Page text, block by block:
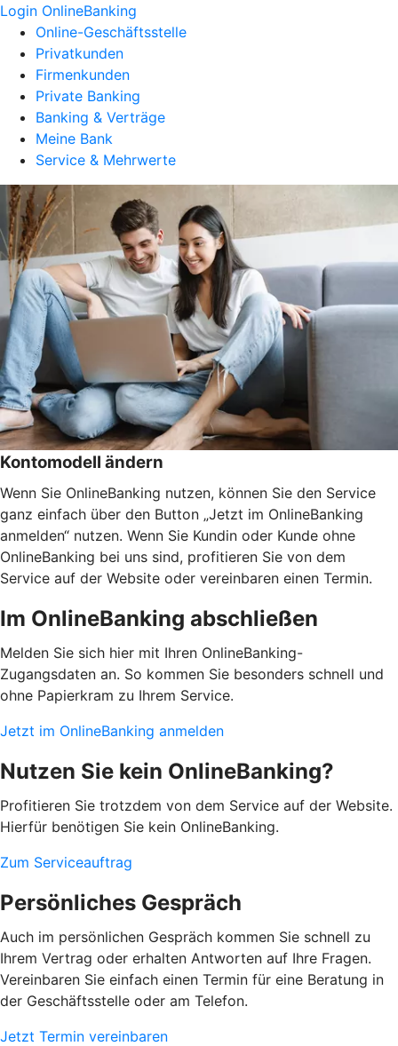
Login OnlineBanking
Online-Geschäftsstelle
Privatkunden
Firmenkunden
Private Banking
Banking & Verträge
Meine Bank
Service & Mehrwerte
Kontomodell ändern
Wenn Sie OnlineBanking nutzen, können Sie den Service
ganz einfach über den Button „Jetzt im OnlineBanking
anmelden“ nutzen. Wenn Sie Kundin oder Kunde ohne
OnlineBanking bei uns sind, profitieren Sie von dem
Service auf der Website oder vereinbaren einen Termin.
Im OnlineBanking abschließen
Melden Sie sich hier mit Ihren OnlineBanking-
Zugangsdaten an. So kommen Sie besonders schnell und
ohne Papierkram zu Ihrem Service.
Jetzt im OnlineBanking anmelden
Nutzen Sie kein OnlineBanking?
Profitieren Sie trotzdem von dem Service auf der Website.
Hierfür benötigen Sie kein OnlineBanking.
Zum Serviceauftrag
Persönliches Gespräch
Auch im persönlichen Gespräch kommen Sie schnell zu
Ihrem Vertrag oder erhalten Antworten auf Ihre Fragen.
Vereinbaren Sie einfach einen Termin für eine Beratung in
der Geschäftsstelle oder am Telefon.
Jetzt Termin vereinbaren